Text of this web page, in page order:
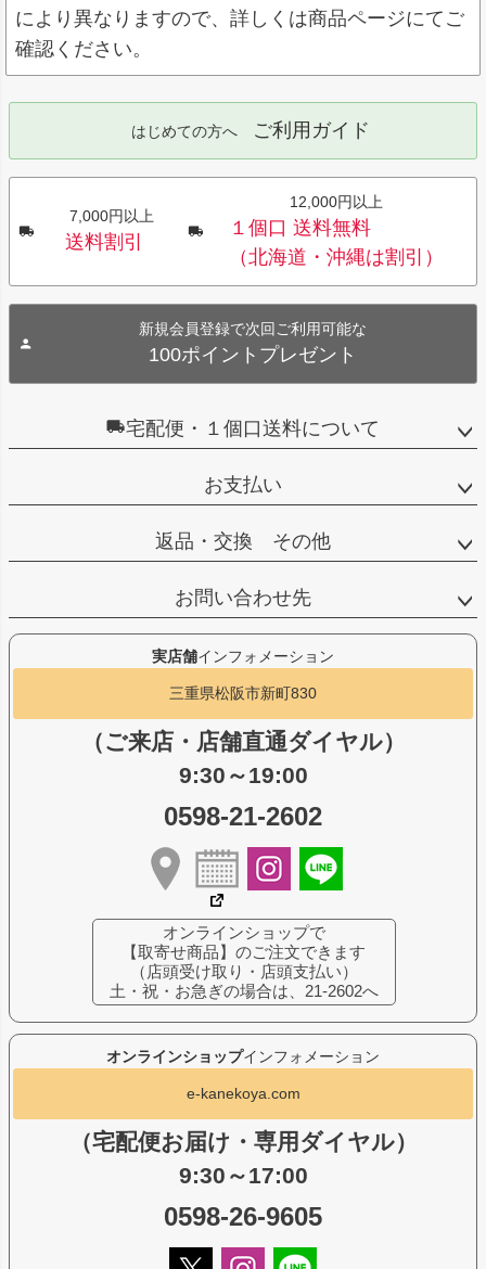
により異なりますので、詳しくは商品ページにてご
確認ください。
はじめての方へ ご利用ガイド
7,000円以上
送料割引
12,000円以上
１個口 送料無料
（北海道・沖縄は割引）
新規会員登録で次回ご利用可能な
100ポイントプレゼント
宅配便・１個口送料について
お支払い
返品・交換 その他
お問い合わせ先
オンラインショップインフォメーション
e-kanekoya.com
（宅配便お届け・専用ダイヤル）
9:30～17:00
0598-26-9605
実店舗インフォメーション
三重県松阪市新町830
（ご来店・店舗直通ダイヤル）
9:30～19:00
0598-21-2602
オンラインショップで
【取寄せ商品】のご注文できます
（店頭受け取り・店頭支払い）
土・祝・お急ぎの場合は、21-2602へ